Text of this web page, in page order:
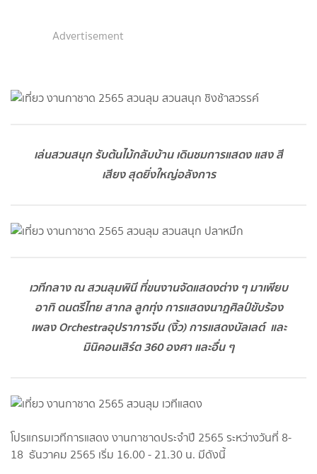
Advertisement
เล่นสวนสนุก รับต้นไม้กลับบ้าน เดินชมการแสดง แสง สี
เสียง สุดยิ่งใหญ่อลังการ
เวทีกลาง ณ สวนลุมพินี ที่ขนงานจัดแสดงต่าง ๆ มาเพียบ
อาทิ ดนตรีไทย สากล ลูกทุ่ง การแสดงนาฎศิลป์ขับร้อง
เพลง Orchestraอุปราการจีน (งิ้ว) การแสดงบัลเลต์ และ
มินิคอนเสิร์ต 360 องศา และอื่น ๆ
โปรแกรมเวทีการแสดง งานกาชาดประจำปี 2565 ระหว่างวันที่ 8-
18 ธันวาคม 2565 เริ่ม 16.00 - 21.30 น. มีดังนี้